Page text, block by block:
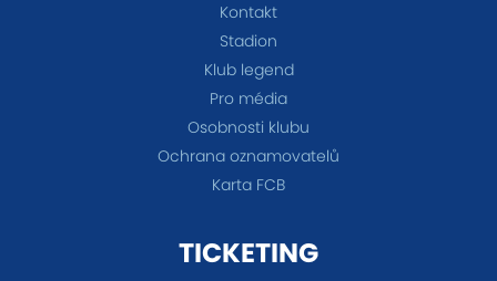
Kontakt
Stadion
Klub legend
Pro média
Osobnosti klubu
Ochrana oznamovatelů
Karta FCB
TICKETING